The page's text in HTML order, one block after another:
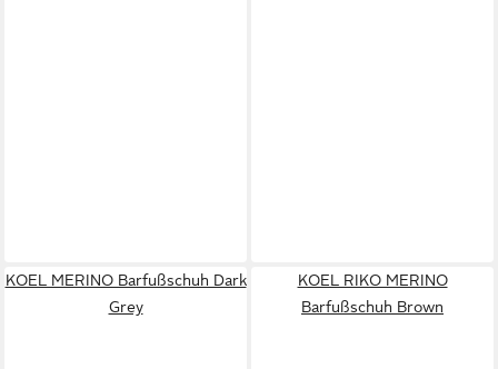
KOEL MERINO Barfußschuh Dark
Grey
KOEL RIKO MERINO
Barfußschuh Brown